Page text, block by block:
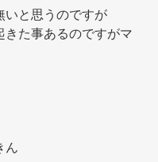
いと思うのですが
た事あるのですがマ
ん